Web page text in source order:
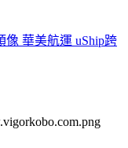
華美航運 uShip跨